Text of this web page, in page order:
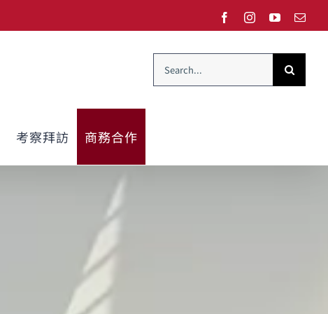
FacebookInstagramYouTube
Search
for:
考察拜訪 商務合作